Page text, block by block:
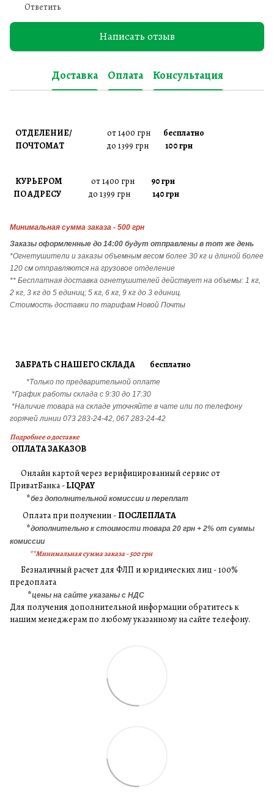
Ответить
Написать отзыв
Доставка Оплата Консультация
ОТДЕЛЕНИЕ/ от 1400 грн бесплатно
ПОЧТОМАТ до 1399 грн 100 грн
КУРЬЕРОМ от 1400 грн 90 грн
ПО АДРЕСУ до 1399 грн 140 грн
Минимальная сумма заказа - 500 грн
Заказы оформленные до 14:00 будут отправлены в тот же день
*Огнетушители и заказы объемным весом более 30 кг и длиной более
120 см отправляются на грузовое отделение
** Бесплатная доставка огнетушителей действует на объемы: 1 кг,
2 кг, 3 кг до 5 единиц; 5 кг, 6 кг, 9 кг до 3 единиц.
Стоимость доставки по тарифам Новой Почты
ЗАБРАТЬ С НАШЕГО СКЛАДА бесплатно
*Только по предварительной оплате
*График работы склада с 9:30 до 17:30
*Наличие товара на складе уточняйте в чате или по телефону
горячей линии 073 283-24-42, 067 283-24-42
Подробнее о доставке
ОПЛАТА ЗАКАЗОВ
Онлайн картой через верифицированный сервис от
ПриватБанка -LIQPAY
*без дополнительной комиссии и переплат
Оплата при получении - ПОСЛЕПЛАТА
*дополнительно к стоимости товара 20 грн + 2% от суммы
комиссии
**Минимальная сумма заказа - 500 грн
Безналичный расчет для ФЛП и юридических лиц - 100%
предоплата
*цены на сайте указаны с НДС
Для получения дополнительной информации обратитесь к
нашим менеджерам по любому указанному на сайте телефону.